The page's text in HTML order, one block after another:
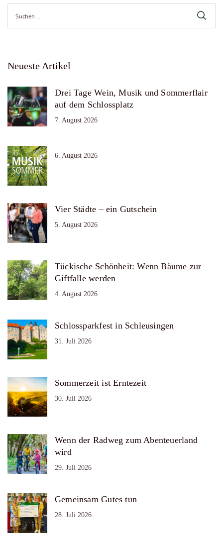
nach:
Neueste Artikel
Drei Tage Wein, Musik und Sommerflair
auf dem Schlossplatz
7. August 2026
6. August 2026
Vier Städte – ein Gutschein
5. August 2026
Tückische Schönheit: Wenn Bäume zur
Giftfalle werden
4. August 2026
Schlossparkfest in Schleusingen
31. Juli 2026
Sommerzeit ist Erntezeit
30. Juli 2026
Wenn der Radweg zum Abenteuerland
wird
29. Juli 2026
Gemeinsam Gutes tun
28. Juli 2026